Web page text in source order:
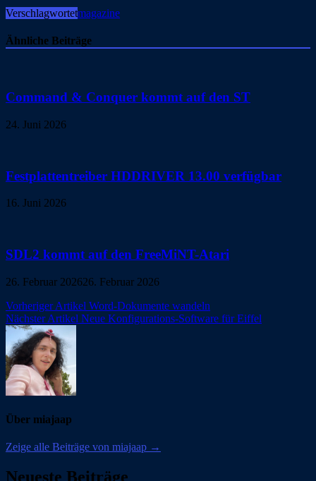
Verschlagwortetmagazine
Ähnliche Beiträge
Command & Conquer kommt auf den ST
24. Juni 2026
Festplattentreiber HDDRIVER 13.00 verfügbar
16. Juni 2026
SDL2 kommt auf den FreeMiNT-Atari
26. Februar 202626. Februar 2026
Beitragsnavigation
Vorheriger Artikel Word-Dokumente wandeln
Nächster Artikel Neue Konfigurations-Software für Eiffel
Über miajaap
Zeige alle Beiträge von miajaap →
Neueste Beiträge